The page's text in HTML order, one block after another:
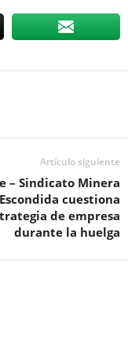
Artículo siguiente
– Sindicato Minera
Escondida cuestiona
de empresa
durante la huelga